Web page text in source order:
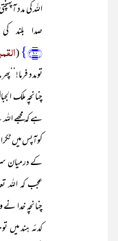
اللہ کی مدد
صدا بلند
﴿۱۰﴾}
(
تو مدد
چنانچہ ملک
ہے کہ مجھے
کوآپس میں
کے درمیان
عجب کہ
چنانچہ خدا
کدئہ ہند میں